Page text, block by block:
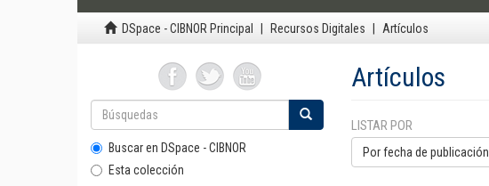
DSpace - CIBNOR Principal Recursos Digitales Artículos
Buscar en DSpace - CIBNOR
Esta colección
Artículos
LISTAR POR
Por fecha de publicación